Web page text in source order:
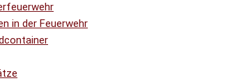
in der Feuerwehr